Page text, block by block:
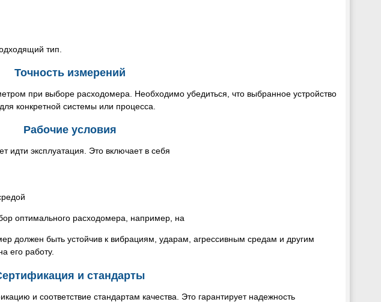
тип.
Точность измерений
при выборе расходомера. Необходимо убедиться, что выбранное устройство
конкретной системы или процесса.
Рабочие условия
идти эксплуатация. Это включает в себя
оптимального расходомера, например, на
должен быть устойчив к вибрациям, ударам, агрессивным средам и другим
его работу.
и стандарты
и соответствие стандартам качества. Это гарантирует надежность